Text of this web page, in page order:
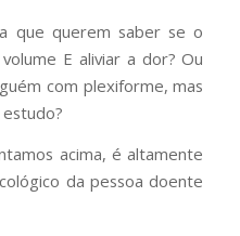
que querem saber se o
E aliviar a dor? Ou
com plexiforme, mas
acima, é altamente
da pessoa doente